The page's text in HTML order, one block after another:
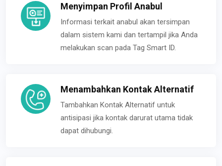
Menyimpan Profil Anabul
Informasi terkait anabul akan tersimpan
dalam sistem kami dan tertampil jika Anda
melakukan scan pada Tag Smart ID.
Menambahkan Kontak Alternatif
Tambahkan Kontak Alternatif untuk
antisipasi jika kontak darurat utama tidak
dapat dihubungi.